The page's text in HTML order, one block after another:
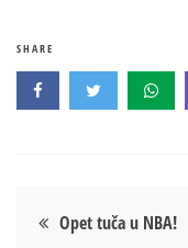
SHARE
Кретање
Opet tuča u NBA!